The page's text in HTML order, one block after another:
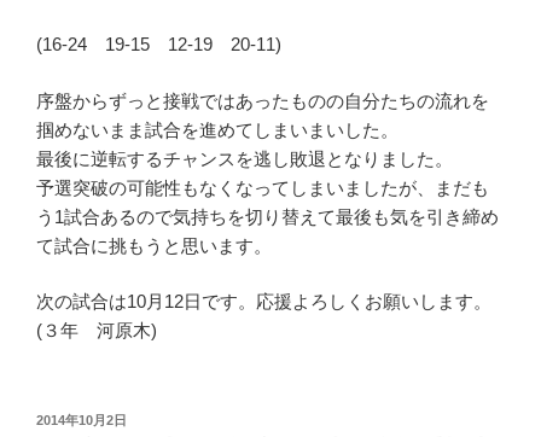
(16-24 19-15 12-19 20-11)
序盤からずっと接戦ではあったものの自分たちの流れを
掴めないまま試合を進めてしまいまいした。
最後に逆転するチャンスを逃し敗退となりました。
予選突破の可能性もなくなってしまいましたが、まだも
う1試合あるので気持ちを切り替えて最後も気を引き締め
て試合に挑もうと思います。
次の試合は10月12日です。応援よろしくお願いします。
(３年 河原木)
投
2014年10月2日